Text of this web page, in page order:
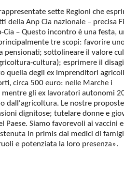
sette Regioni che
della Anp Cia nazionale – precisa
Cia – Questo incontro è una festa,
tre scopi: favorire
pensionati; sottolineare il valore
cultura); esprimere il
quella degli ex imprenditori
circa 500 euro: nelle Marche i
gli ex lavoratori autonomi
dall'agricoltura. Le nostre
dignitose; tutelare donne e
Paese. Siamo favorevoli ai vaccini
in primis dai medici di
e potenziata la loro presenza».